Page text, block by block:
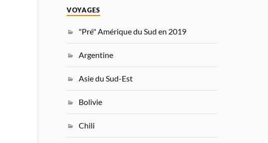
VOYAGES
"Pré" Amérique du Sud en 2019
Argentine
Asie du Sud-Est
Bolivie
Chili